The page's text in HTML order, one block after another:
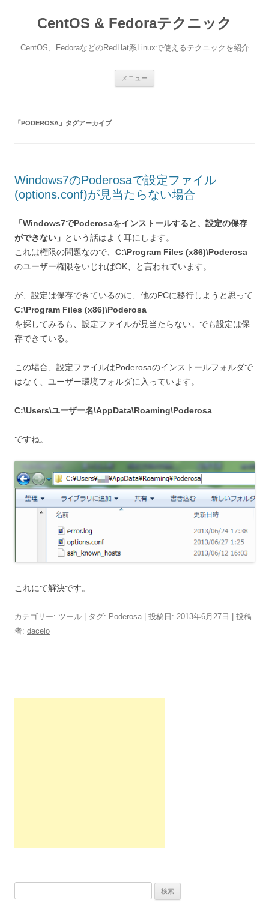
CentOS & Fedoraテクニック
CentOS、FedoraなどのRedHat系Linuxで使えるテクニックを紹介
メニュー
「PODEROSA 」タグアーカイブ
Windows7のPoderosaで設定ファイル
(options.conf)が見当たらない場合
「Windows7でPoderosaをインストールすると、設定の保存
ができない」 という話はよく耳にします。
これは権限の問題なので、 C:\Program Files (x86)\Poderosa
のユーザー権限をいじればOK、と言われています。
が、設定は保存できているのに、他のPCに移行しようと思って
C:\Program Files (x86)\Poderosa
を探してみるも、設定ファイルが見当たらない。でも設定は保
存できている。
この場合、設定ファイルはPoderosaのインストールフォルダで
はなく、ユーザー環境フォルダに入っています。
C:\Users\ユーザー名\AppData\Roaming\Poderosa
ですね。
これにて解決です。
カテゴリー: ツール | タグ: Poderosa | 投稿日: 2013年6月27日
投稿
者: dacelo